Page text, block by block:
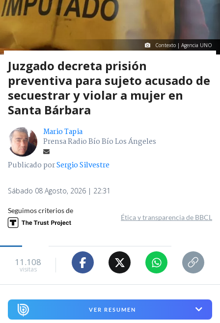
Contexto | Agencia UNO
Juzgado decreta prisión
preventiva para sujeto acusado de
secuestrar y violar a mujer en
Santa Bárbara
Mario Tapia
Prensa Radio Bío Bío Los Ángeles
Publicado porSergio Silvestre
Sábado 08 Agosto, 2026 | 22:31
Seguimos criterios de
Ética y transparencia de BBCL
11.108
visitas
VER RESUMEN